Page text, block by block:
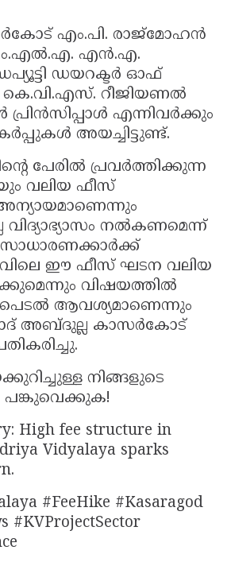
എം.പി. രാജ്‌മോഹൻ
എൻ.എ.
ഡയറക്ടർ ഓഫ്
റീജിയണൽ
എന്നിവർക്കും
അയച്ചിട്ടുണ്ട്.
പേരിൽ പ്രവർത്തിക്കുന്ന
വലിയ ഫീസ്
വിദ്യാഭ്യാസം നൽകണമെന്ന്
ഈ ഫീസ് ഘടന വലിയ
വിഷയത്തിൽ
ആവശ്യമാണെന്നും
അബ്ദുല്ല കാസർകോട്
നിങ്ങളുടെ
പങ്കുവെക്കുക!
High fee structure in
Vidyalaya sparks
#FeeHike #Kasaragod
#KVProjectSector